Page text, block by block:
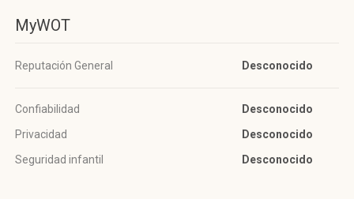
MyWOT
Reputación General Desconocido
Confiabilidad
Desconocido
Privacidad
Desconocido
Seguridad infantil
Desconocido